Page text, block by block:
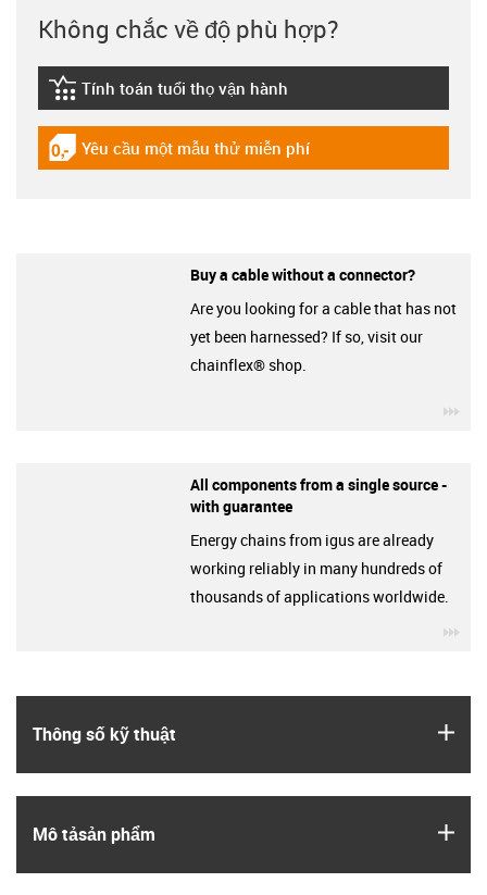
Thông số kỹ thuật
Mô tả­sản phẩm
Không chắc về độ phù hợp?
igus-icon-lebensdauerrechner
Tính toán tuổi thọ vận hành
igus-icon-gratismuster
Yêu cầu một mẫu thử miễn phí
Buy a cable without a connector?
Are you looking for a cable that has not
yet been harnessed? If so, visit our
chainflex® shop.
All components from a single source -
with guarantee
Energy chains from igus are already
working reliably in many hundreds of
thousands of applications worldwide.